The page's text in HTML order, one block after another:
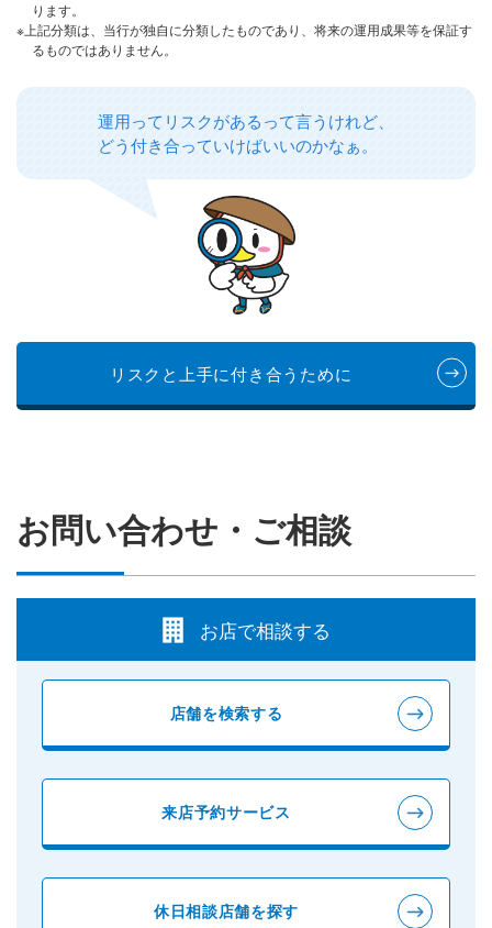
ります。
※上記分類は、当行が独自に分類したものであり、将来の運用成果等を保証す
るものではありません。
運用ってリスクがあるって言うけれど、
どう付き合っていけばいいのかなぁ。
リスクと上手に付き合うために
お問い合わせ・ご相談
お店で相談する
店舗を検索する
来店予約サービス
休日相談店舗を探す